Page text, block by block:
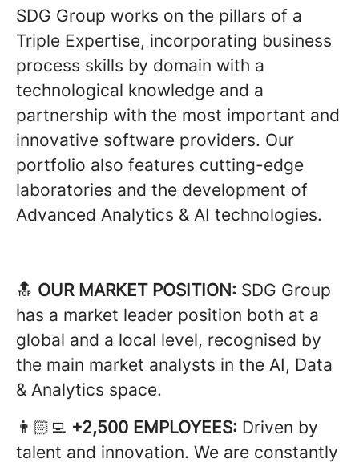
SDG Group works on the pillars of a
Triple Expertise, incorporating business
process skills by domain with a
technological knowledge and a
partnership with the most important and
innovative software providers. Our
portfolio also features cutting-edge
laboratories and the development of
Advanced Analytics & AI technologies.
🔝 OUR MARKET POSITION: SDG Group
has a market leader position both at a
global and a local level, recognised by
the main market analysts in the AI, Data
& Analytics space.
👨🏻‍💻 +2,500 EMPLOYEES: Driven by
talent and innovation. We are constantly